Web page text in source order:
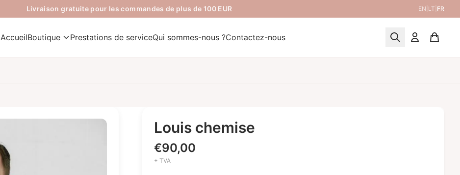
Livraison gratuite pour les commandes de plus de 100 EUR EN LT FR
AccueilBoutique Prestations de serviceQui sommes-nous ?Contactez-nous
Louis chemise
€90,00
+ TVA